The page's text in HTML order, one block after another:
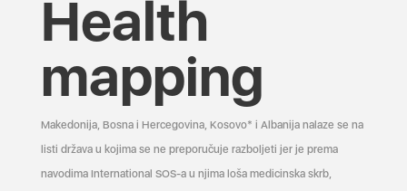
Health
mapping
Makedonija, Bosna i Hercegovina, Kosovo* i Albanija nalaze se na
listi država u kojima se ne preporučuje razboljeti jer je prema
navodima International SOS-a u njima loša medicinska skrb,